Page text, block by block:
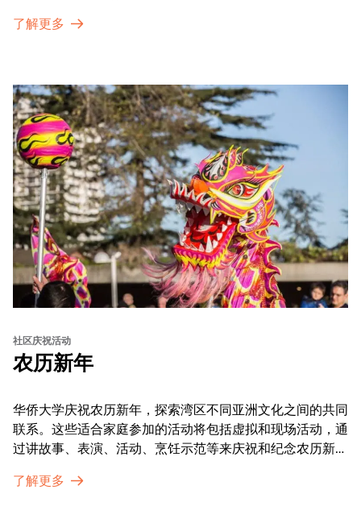
了解更多
社区庆祝活动
农历新年
华侨大学庆祝农历新年，探索湾区不同亚洲文化之间的共同
联系。这些适合家庭参加的活动将包括虚拟和现场活动，通
过讲故事、表演、活动、烹饪示范等来庆祝和纪念农历新年
通过亲身参与和虚拟的治疗圈来相互支持。
了解更多